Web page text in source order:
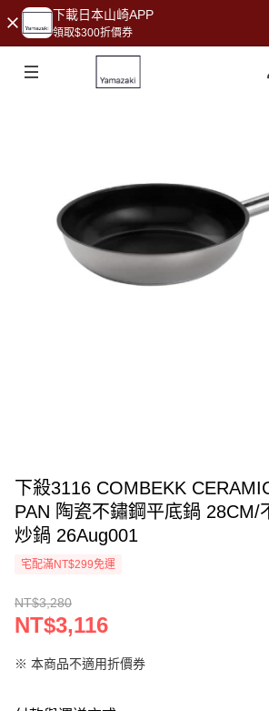
下載日本山崎APP
領取$300折價券
下殺3116 COMBEKK
PAN 陶瓷不鏽鋼平底鍋 28CM/
炒鍋 26Aug001
宅配滿NT$299免運
NT$3,280
NT$3,116
※ 本商品不適用折價券